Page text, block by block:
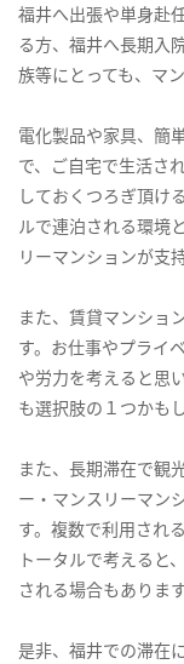
福井へ出張や単身赴
る方、福井へ長期入
族等にとっても、マ
電化製品や家具、簡
で、ご自宅で生活さ
しておくつろぎ頂け
ルで連泊される環境
リーマンションが支
また、賃貸マンショ
す。お仕事やプライ
や労力を考えると思
も選択肢の１つかも
また、長期滞在で観
ー・マンスリーマン
す。複数で利用され
トータルで考えると
される場合もあります
是非、福井での滞在